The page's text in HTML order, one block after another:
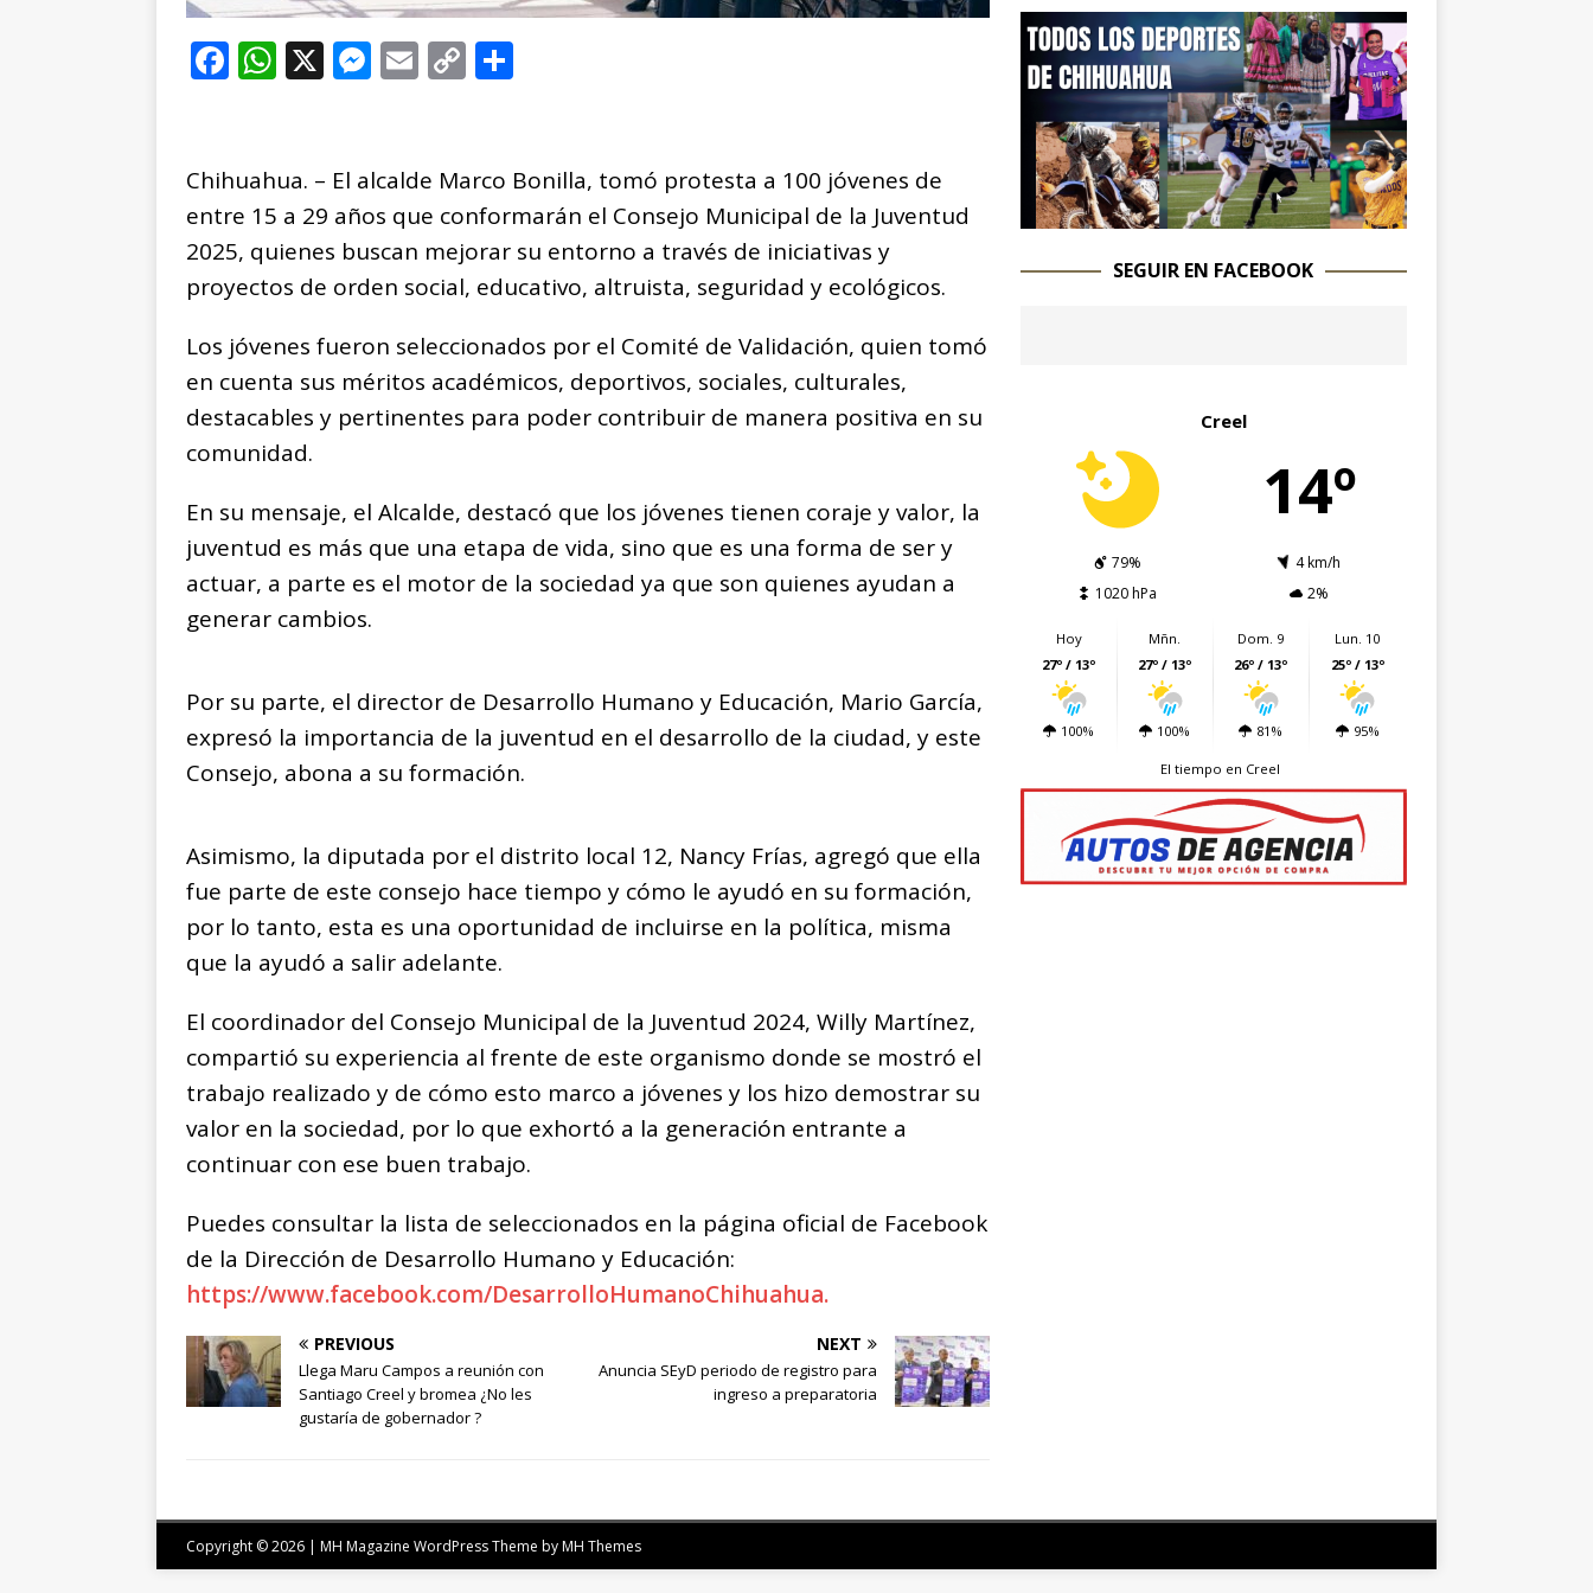
F
e
b
o
o
k
W
s
A
p
p
X M
e
n
g
e
E
l
C
y
Li
n
k
p
ar
ti
r
Chihuahua. – El alcalde Marco Bonilla, tomó protesta a 100 jóvenes de
entre 15 a 29 años que conformarán el Consejo Municipal de la Juventud
2025, quienes buscan mejorar su entorno a través de iniciativas y
proyectos de orden social, educativo, altruista, seguridad y ecológicos.
Los jóvenes fueron seleccionados por el Comité de Validación, quien tomó
en cuenta sus méritos académicos, deportivos, sociales, culturales,
destacables y pertinentes para poder contribuir de manera positiva en su
comunidad.
En su mensaje, el Alcalde, destacó que los jóvenes tienen coraje y valor, la
juventud es más que una etapa de vida, sino que es una forma de ser y
actuar, a parte es el motor de la sociedad ya que son quienes ayudan a
generar cambios.
Por su parte, el director de Desarrollo Humano y Educación, Mario García,
expresó la importancia de la juventud en el desarrollo de la ciudad, y este
Consejo, abona a su formación.
Asimismo, la diputada por el distrito local 12, Nancy Frías, agregó que ella
fue parte de este consejo hace tiempo y cómo le ayudó en su formación,
por lo tanto, esta es una oportunidad de incluirse en la política, misma
que la ayudó a salir adelante.
El coordinador del Consejo Municipal de la Juventud 2024, Willy Martínez,
compartió su experiencia al frente de este organismo donde se mostró el
trabajo realizado y de cómo esto marco a jóvenes y los hizo demostrar su
valor en la sociedad, por lo que exhortó a la generación entrante a
continuar con ese buen trabajo.
Puedes consultar la lista de seleccionados en la página oficial de Facebook
de la Dirección de Desarrollo Humano y Educación:
https://www.facebook.com/DesarrolloHumanoChihuahua.
PREVIOUS
Llega Maru Campos a reunión con
Santiago Creel y bromea ¿No les
gustaría de gobernador ?
NEXT
Anuncia SEyD periodo de registro para
ingreso a preparatoria
SEGUIR EN FACEBOOK
Creel
14º
79%
4 km/h
1020 hPa
2%
Hoy
27º / 13º
100%
Mñn.
27º / 13º
100%
Dom. 9
26º / 13º
81%
Lun. 10
25º / 13º
95%
El tiempo en Creel
Copyright © 2026 | MH Magazine WordPress Theme byMH Themes